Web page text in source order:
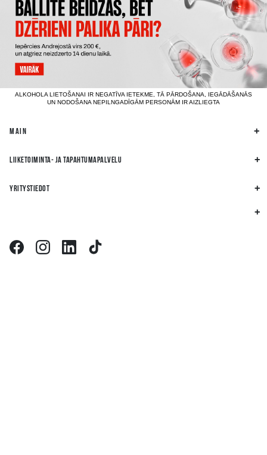
ALKOHOLA LIETOŠANAI IR NEGATĪVA IETEKME, TĀ PĀRDOŠANA, IEGĀDĀŠANĀS
UN NODOŠANA NEPILNGADĪGĀM PERSONĀM IR AIZLIEGTA
MAIN
LIIKETOIMINTA- JA TAPAHTUMAPALVELU
YRITYSTIEDOT